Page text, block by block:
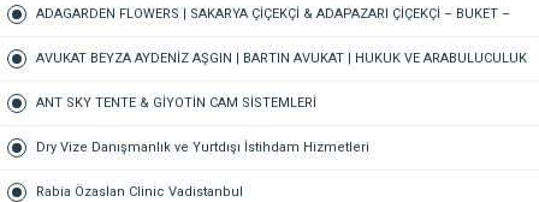
ADAGARDEN FLOWERS | SAKARYA ÇİÇEKÇİ & ADAPAZARI ÇİÇEKÇİ – BUKET –
GELİN ÇİÇEĞİ – DÜĞÜN-NİŞAN – ORGANİZASYON – ONLINE SİPARİŞ
AVUKAT BEYZA AYDENİZ AŞGIN | BARTIN AVUKAT | HUKUK VE ARABULUCULUK
BÜROSU – AİLE, CEZA, İŞ HUKUKU, BOŞANMA AVUKATI
ANT SKY TENTE & GİYOTİN CAM SİSTEMLERİ
Dry Vize Danışmanlık ve Yurtdışı İstihdam Hizmetleri
Rabia Özaslan Clinic Vadistanbul